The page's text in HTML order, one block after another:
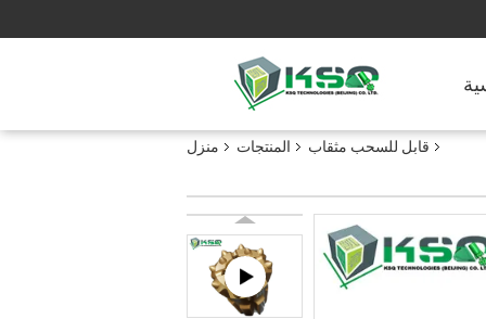
منزل المنتجات قابل للسحب مثقاب